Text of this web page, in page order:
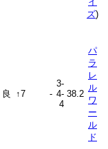
ズ)
良 ↑7 -
3-
4-
4
38.2
パ
ラ
レ
ル
ワ
ー
ル
ド